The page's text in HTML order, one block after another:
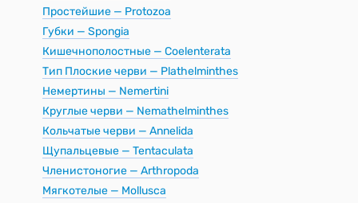
Простейшие — Protozoa
Губки — Spongia
Кишечнополостные — Coelenterata
Тип Плоские черви — Plathelminthes
Немертины — Nemertini
Круглые черви — Nemathelminthes
Кольчатые черви — Annelida
Щупальцевые — Tentaculata
Членистоногие — Arthropoda
Мягкотелые — Mollusca